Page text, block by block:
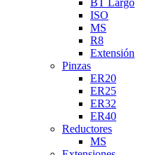
BT Largo
ISO
MS
R8
Extensión
Pinzas
ER20
ER25
ER32
ER40
Reductores
MS